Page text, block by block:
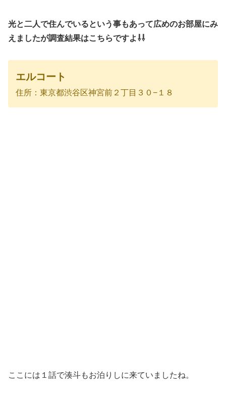
光と二人で住んでいるという事もあって広めのお部屋にみ
えましたが調査結果はこちらですよ⇩⇩
エルコート
住所： 東京都渋谷区神宮前２丁目３０−１８
ここには１話で湊斗もお泊りしに来ていましたね。